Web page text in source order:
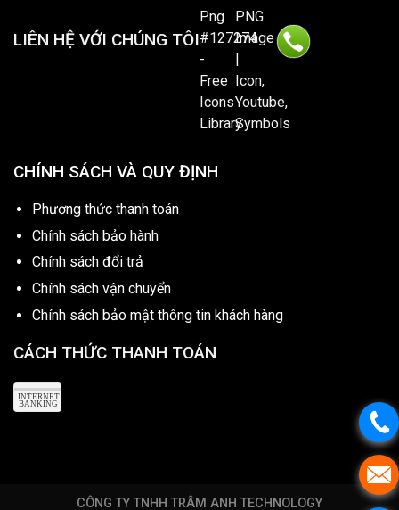
LIÊN HỆ VỚI CHÚNG TÔI
CHÍNH SÁCH VÀ QUY ĐỊNH
Phương thức thanh toán
Chính sách bảo hành
Chính sách đổi trả
Chính sách vận chuyển
Chính sách bảo mật thông tin khách hàng
CÁCH THỨC THANH TOÁN
CÔNG TY TNHH TRÂM ANH TECHNOLOGY